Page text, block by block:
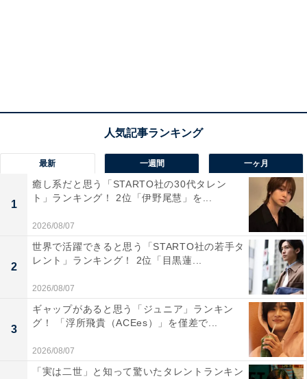
View this post on Instagram
A post shared by Perfume (@prfm_official)
最新 一週間 一ヶ月
1
癒し系だと思う「STARTO社の30代タレン
ト」ランキング！ 2位「伊野尾慧」を...
2026/08/07
2
世界で活躍できると思う「STARTO社の若手タ
レント」ランキング！ 2位「目黒蓮...
2026/08/07
3
ギャップがあると思う「ジュニア」ランキン
グ！ 「浮所飛貴（ACEes）」を僅差で...
2026/08/07
「実は二世」と知って驚いたタレントランキン